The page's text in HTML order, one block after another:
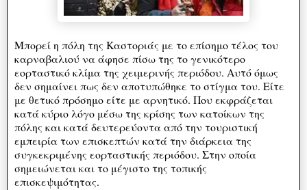
Μπορεί η πόλη της Καστοριάς με το επίσημο τέλος του
καρναβαλιού να άφησε πίσω της το γενικότερο
εορταστικό κλίμα της χειμερινής περιόδου. Αυτό όμως
δεν σημαίνει πως δεν αποτυπώθηκε το στίγμα του. Είτε
με θετικό πρόσημο είτε με αρνητικό. Που εκφράζεται
κατά κύριο λόγο μέσω της κρίσης των κατοίκων της
πόλης και κατά δευτερεύοντα από την τουριστική
εμπειρία των επισκεπτών κατά την διάρκεια της
συγκεκριμένης εορταστικής περιόδου. Στην οποία
σημειώνεται και το μέγιστο της τοπικής
επισκεψιμότητας.